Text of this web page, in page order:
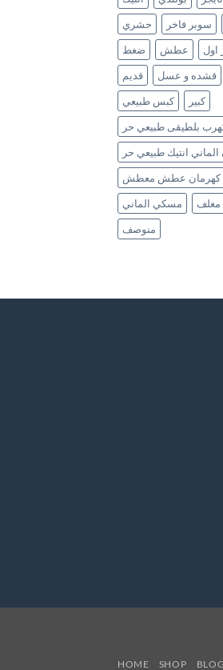
حشري
سوبر فاخر
ضغط
عطش اول
قديم
قشده و عسل
كبس طبيعي
كبير
بلطيقى طبيعي حر
انتيك طبيعي حر
كهرمان عطش معطش
مسكي الماني
مغلف
منوصف
HOME SHOP BLOG